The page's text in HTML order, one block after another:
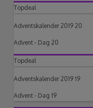
Topdeal
Adventskalender 2019 20
Advent - Dag 20
Topdeal
Adventskalender 2019 19
Advent - Dag 19